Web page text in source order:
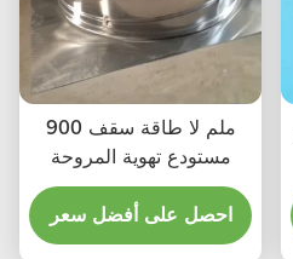
900 ملم لا طاقة سقف
مستودع تهوية المروحة
احصل على أفضل سعر